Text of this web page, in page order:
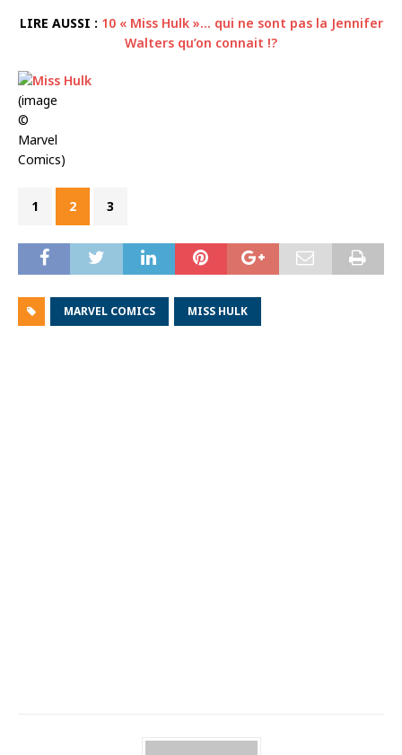
LIRE AUSSI : 10 « Miss Hulk »… qui ne sont pas la Jennifer
Walters qu’on connait !?
(image
©
Marvel
Comics)
1 2 3
MARVEL COMICS MISS HULK